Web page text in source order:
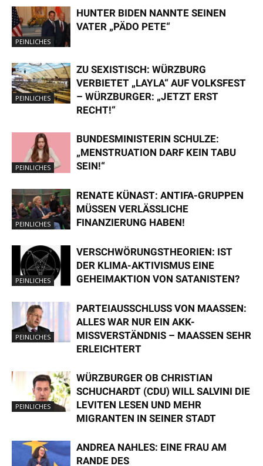
PEINLICHES
HUNTER BIDEN NANNTE SEINEN
VATER „PÄDO PETE“
PEINLICHES
ZU SEXISTISCH: WÜRZBURG
VERBIETET „LAYLA“ AUF VOLKSFEST
– WÜRZBURGER: „JETZT ERST
RECHT!“
PEINLICHES
BUNDESMINISTERIN SCHULZE:
„MENSTRUATION DARF KEIN TABU
SEIN!“
PEINLICHES
RENATE KÜNAST: ANTIFA-GRUPPEN
MÜSSEN VERLÄSSLICHE
FINANZIERUNG HABEN!
PEINLICHES
VERSCHWÖRUNGSTHEORIEN: IST
DER KLIMA-AKTIVISMUS EINE
GEHEIMAKTION VON SATANISTEN?
PEINLICHES
PARTEIAUSSCHLUSS VON MAASSEN: A
LLES WAR NUR EIN AKK-M
ISSVERSTÄNDNIS – MAASSEN SEHR ER
LEICHTERT
PEINLICHES
WÜRZBURGER OB CHRISTIAN
SCHUCHARDT (CDU) WILL SALVINI DIE
LEVITEN LESEN UND MEHR
MIGRANTEN IN SEINER STADT
ANDREA NAHLES: EINE FRAU AM
RANDE DES